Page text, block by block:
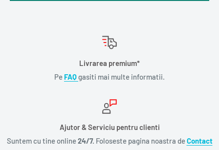
Livrarea premium*
Pe FAQgasiti mai multe informatii.
Ajutor & Serviciu pentru clienti
Suntem cu tine online24/7. Foloseste pagina noastra deContact